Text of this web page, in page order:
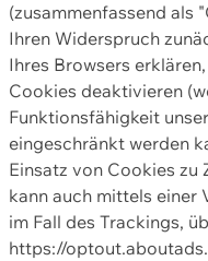
(zusammenfassend als
Ihren Widerspruch
Ihres Browsers
Cookies deaktivieren
Funktionsfähigkeit
eingeschränkt werden
Einsatz von Cookies zu
kann auch mittels einer
im Fall des Trackings,
https://